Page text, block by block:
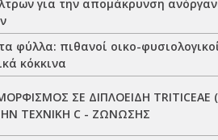
για την απομάκρυνση
φύλλα: πιθανοί οικο-
κόκκινα
ΣΕ ΔΙΠΛΟΕΙΔΗ TRITICEAE
ΤΕΧΝΙΚΗ C - ΖΩΝΩΣΗΣ